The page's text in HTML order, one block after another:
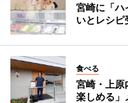
宮崎に「
いとレシピ
食べる
宮崎・上
楽しめる」